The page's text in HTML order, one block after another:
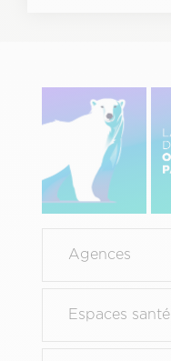
gauche
Pied
page
principal
Agences
Espaces santé